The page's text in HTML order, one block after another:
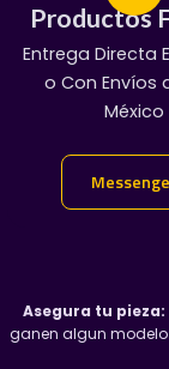
​¡No dejes que
mensaje directo
Productos
Entrega Directa
o Con Envíos
México
Productos
¡Servicio
Manda
Asegura tu pieza:
ganen algun